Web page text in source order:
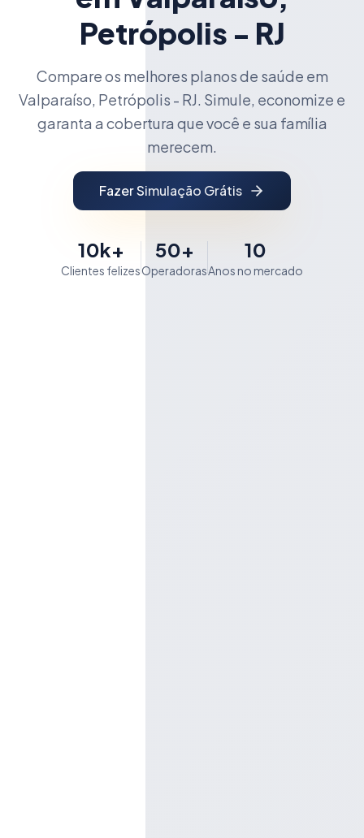
Petrópolis - RJ
Compare os melhores planos de saúde em
Valparaíso, Petrópolis - RJ. Simule, economize e
garanta a cobertura que você e sua família
merecem.
Fazer Simulação Grátis
10k+
Clientes felizes
50+
Operadoras
10
Anos no mercado